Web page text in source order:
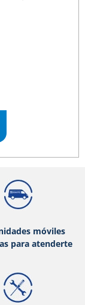
móviles
para atenderte